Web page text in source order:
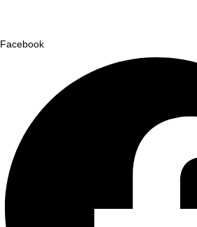
Facebook